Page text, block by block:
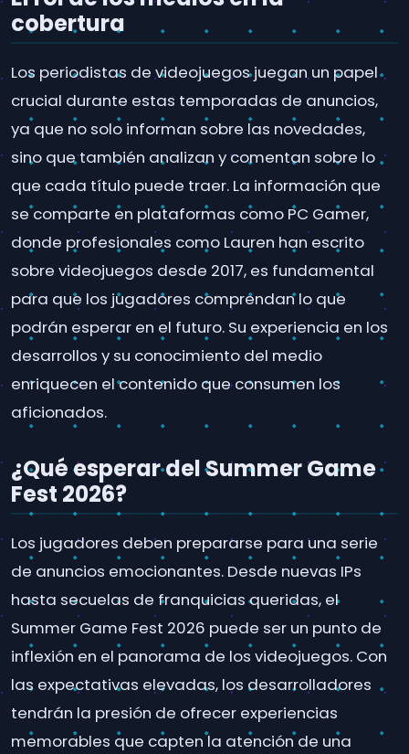
cobertura
Los periodistas de videojuegos juegan un papel
crucial durante estas temporadas de anuncios,
ya que no solo informan sobre las novedades,
sino que también analizan y comentan sobre lo
que cada título puede traer. La información que
se comparte en plataformas como PC Gamer,
donde profesionales como Lauren han escrito
sobre videojuegos desde 2017, es fundamental
para que los jugadores comprendan lo que
podrán esperar en el futuro. Su experiencia en los
desarrollos y su conocimiento del medio
enriquecen el contenido que consumen los
aficionados.
¿Qué esperar del Summer Game
Fest 2026?
Los jugadores deben prepararse para una serie
de anuncios emocionantes. Desde nuevas IPs
hasta secuelas de franquicias queridas, el
Summer Game Fest 2026 puede ser un punto de
inflexión en el panorama de los videojuegos. Con
las expectativas elevadas, los desarrolladores
tendrán la presión de ofrecer experiencias
memorables que capten la atención de una